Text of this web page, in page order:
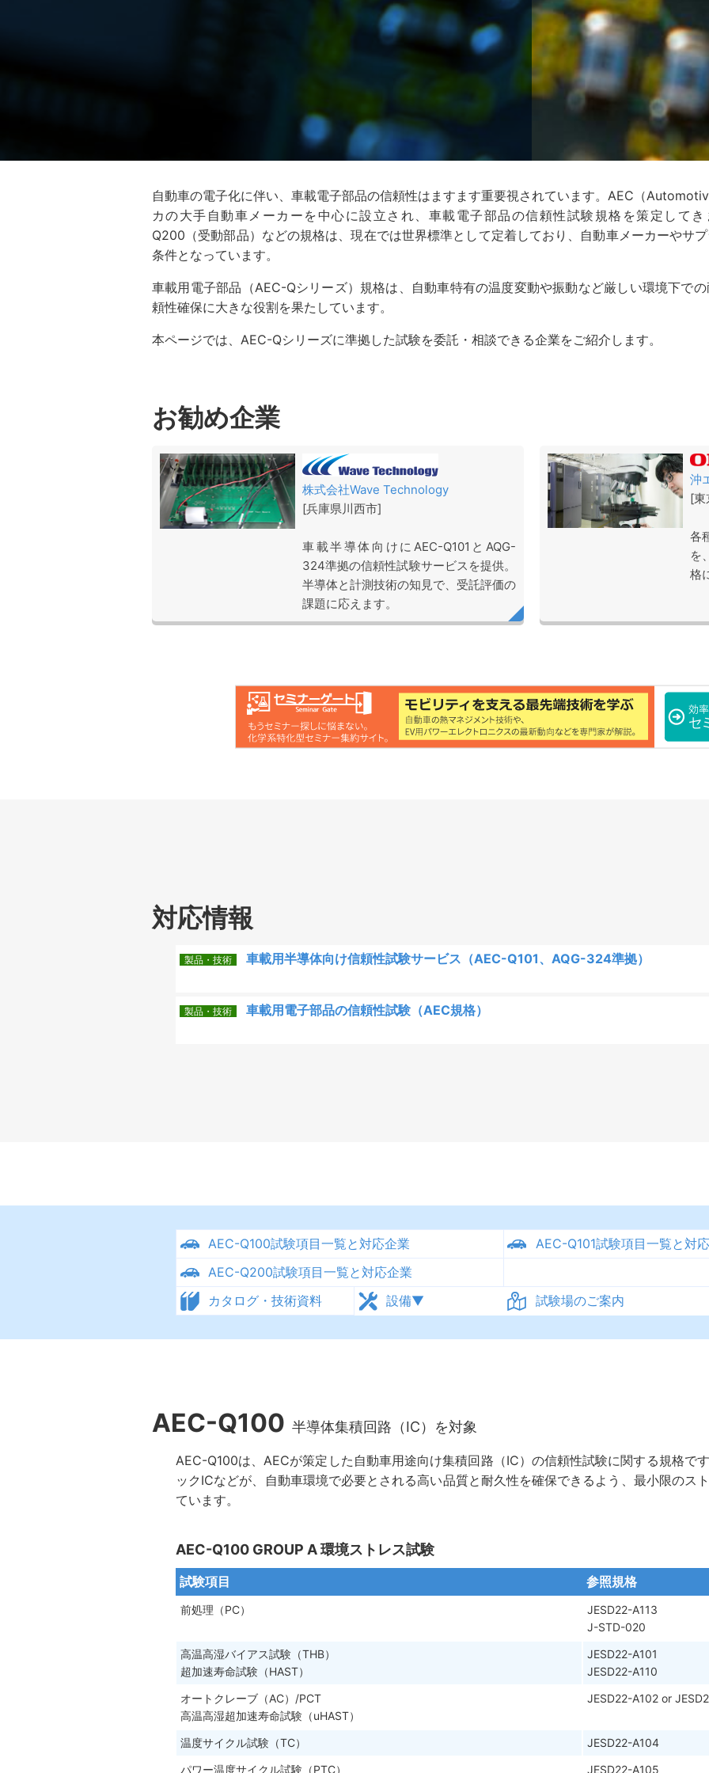
自動車の電子化に伴い、車載電子部品の信頼性はますます重要視されています。AEC（
カの大手自動車メーカーを中心に設立され、車載電子部品の信頼性試験規格を策定して
Q200（受動部品）などの規格は、現在では世界標準として定着しており、自動車メーカーやサ
条件となっています。
車載用電子部品（AEC-Qシリーズ）規格は、自動車特有の温度変動や振動など厳しい環境下で
頼性確保に大きな役割を果たしています。
本ページでは、AEC-Qシリーズに準拠した試験を委託・相談できる企業をご紹介します。
お勧め企業
株式会社Wave Technology
[兵庫県川西市]
車載半導体向けにAEC-Q101とAQG-
324準拠の信頼性試験サービスを提供。
半導体と計測技術の知見で、受託評価の
課題に応えます。
沖
[東
各
を
格
対応情報
製品・技術 車載用半導体向け信頼性試験サービス（AEC-Q101、AQG-324準拠）
製品・技術 車載用電子部品の信頼性試験（AEC規格）
AEC-Q100試験項目一覧と対応企業
AEC-Q101試験項目一覧と対
AEC-Q200試験項目一覧と対応企業
カタログ・技術資料
設備 試験場のご案内
AEC-Q100 半導体集積回路（IC）を対象
AEC-Q100は、AECが策定した自動車用途向け集積回路（IC）の信頼性試験に関する規格で
ックICなどが、自動車環境で必要とされる高い品質と耐久性を確保できるよう、最小限のス
ています。
AEC-Q100 GROUP A 環境ストレス試験
試験項目 参照規格
前処理（PC）
JESD22-A113
J-STD-020
高温高湿バイアス試験（THB）
超加速寿命試験（HAST）
JESD22-A101
JESD22-A110
オートクレーブ（AC）/PCT
高温高湿超加速寿命試験（uHAST）
JESD22-A102 or
温度サイクル試験（TC）
JESD22-A104
パワー温度サイクル試験（PTC）
JESD22-A105